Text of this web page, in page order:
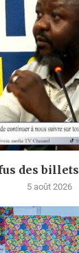
des
5 août 2026